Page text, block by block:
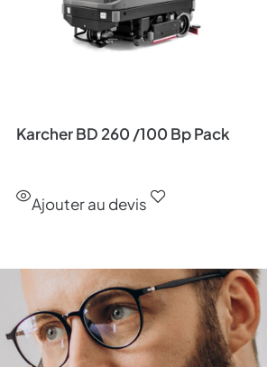
Karcher BD 260 /100 Bp Pack
Ajouter au devis